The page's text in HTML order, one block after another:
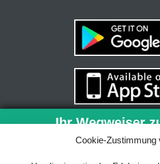
Cookie-Zustimmung
Ihr Wegweiser